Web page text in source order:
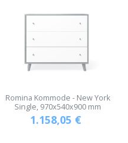
Romina Kommode - New York
Single, 970x540x900 mm
1.158,05 €